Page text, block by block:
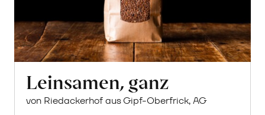
Leinsamen, ganz
von Riedackerhof aus Gipf-Oberfrick, AG